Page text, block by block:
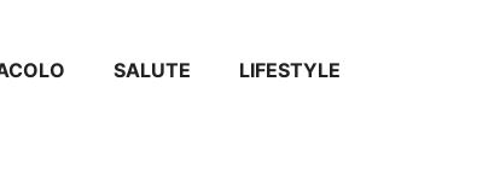
SALUTE LIFESTYLE